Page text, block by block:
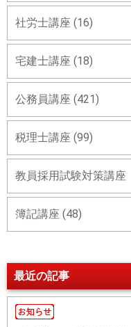
社労士講座 (16)
宅建士講座 (18)
公務員講座 (421)
税理士講座 (99)
教員採用試験対策講座
簿記講座 (48)
最近の記事